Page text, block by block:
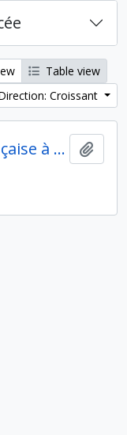
Table view
Croissant
Mission archéologique française à Sharjah (Émirats arabes unis)